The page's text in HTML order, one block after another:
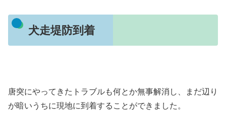
犬走堤防到着
唐突にやってきたトラブルも何とか無事解消し、まだ辺り
が暗いうちに現地に到着することができました。